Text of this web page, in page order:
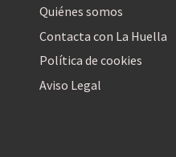
Quiénes somos
Contacta con La Huella
Política de cookies
Aviso Legal